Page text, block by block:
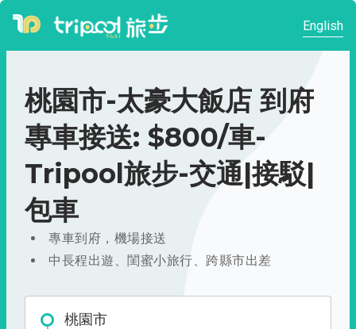
English
桃園市-太豪大飯店 到府
專車接送: $800/車-
Tripool旅步-交通|接駁|
包車
專車到府，機場接送
中長程出遊、閨蜜小旅行、跨縣市出差
桃園市